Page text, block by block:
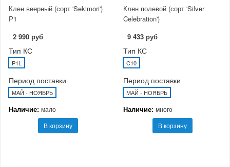
Клен веерный (сорт 'Sekimori')
P1
2 990 руб
Тип КС
P1L
Период поставки
МАЙ - НОЯБРЬ
Наличие: мало
В корзину
Клен полевой (сорт 'Silver
Celebration')
9 433 руб
Тип КС
C10
Период поставки
МАЙ - НОЯБРЬ
Наличие: много
В корзину